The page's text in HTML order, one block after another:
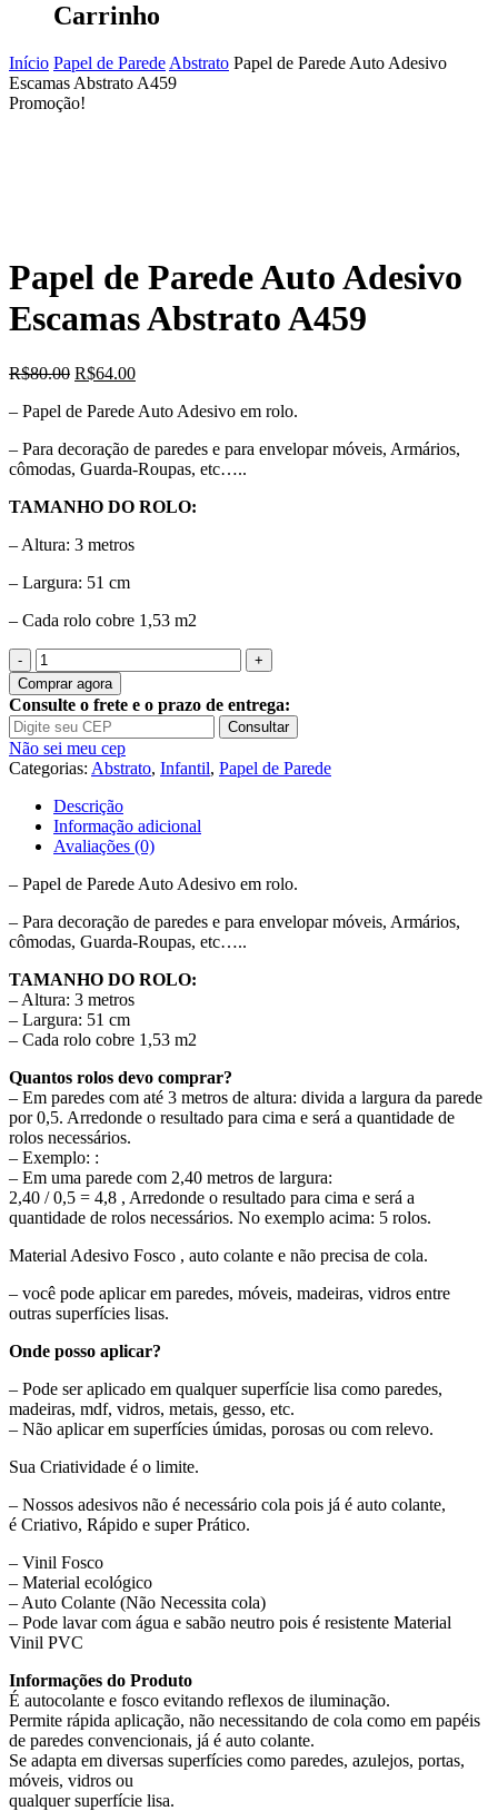
Carrinho
Início Papel de Parede Abstrato Papel de Parede Auto Adesivo
Escamas Abstrato A459
Promoção!
Papel de Parede Auto Adesivo
Escamas Abstrato A459
R$80.00 O
original
R$80.00.
R$64.00O
atual
R$64.00.
– Papel de Parede Auto Adesivo em rolo.
– Para decoração de paredes e para envelopar móveis, Armários,
cômodas, Guarda-Roupas, etc…..
TAMANHO DO ROLO:
– Altura: 3 metros
– Largura: 51 cm
– Cada rolo cobre 1,53 m2
Quantidade
de
Papel
de
Parede
Auto
Adesivo
Escamas
Abstrato
A459
Comprar agora
Consulte o frete e o prazo de entrega:
Consultar
Não sei meu cep
Categorias: Abstrato, Infantil, Papel de Parede
Descrição
Informação adicional
Avaliações (0)
– Papel de Parede Auto Adesivo em rolo.
– Para decoração de paredes e para envelopar móveis, Armários,
cômodas, Guarda-Roupas, etc…..
TAMANHO DO ROLO:
– Altura: 3 metros
– Largura: 51 cm
– Cada rolo cobre 1,53 m2
Quantos rolos devo comprar?
– Em paredes com até 3 metros de altura: divida a largura da parede
por 0,5. Arredonde o resultado para cima e será a quantidade de
rolos necessários.
– Exemplo: :
– Em uma parede com 2,40 metros de largura:
2,40 / 0,5 = 4,8 , Arredonde o resultado para cima e será a
quantidade de rolos necessários. No exemplo acima: 5 rolos.
Material Adesivo Fosco , auto colante e não precisa de cola.
– você pode aplicar em paredes, móveis, madeiras, vidros entre
outras superfícies lisas.
Onde posso aplicar?
– Pode ser aplicado em qualquer superfície lisa como paredes,
madeiras, mdf, vidros, metais, gesso, etc.
– Não aplicar em superfícies úmidas, porosas ou com relevo.
Sua Criatividade é o limite.
– Nossos adesivos não é necessário cola pois já é auto colante,
é Criativo, Rápido e super Prático.
– Vinil Fosco
– Material ecológico
– Auto Colante (Não Necessita cola)
– Pode lavar com água e sabão neutro pois é resistente Material
Vinil PVC
Informações do Produto
É autocolante e fosco evitando reflexos de iluminação.
Permite rápida aplicação, não necessitando de cola como em papéis
de paredes convencionais, já é auto colante.
Se adapta em diversas superfícies como paredes, azulejos, portas,
móveis, vidros ou
qualquer superfície lisa.